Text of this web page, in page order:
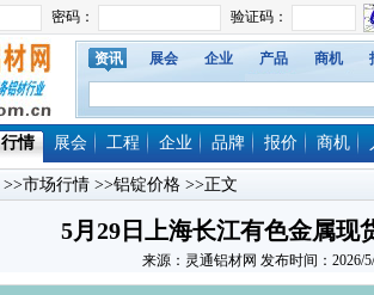
资讯 展会 企业 产品 商机
行情 展会 工程 企业 品牌 报价 商机
>>市场行情 >>铝锭价格 >>正文
5月29日上海长江有色金属现
来源：灵通铝材网 发布时间：2026/